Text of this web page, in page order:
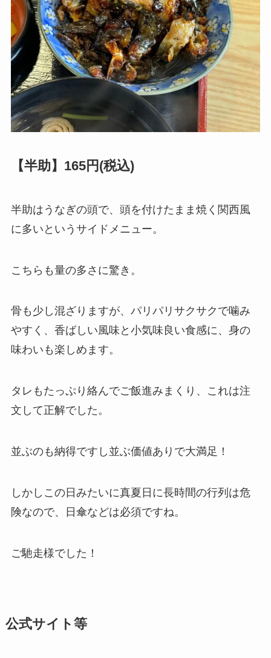
【半助】165円(税込)
半助はうなぎの頭で、頭を付けたまま焼く関西風
に多いというサイドメニュー。
こちらも量の多さに驚き。
骨も少し混ざりますが、パリパリサクサクで噛み
やすく、香ばしい風味と小気味良い食感に、身の
味わいも楽しめます。
タレもたっぷり絡んでご飯進みまくり、これは注
文して正解でした。
並ぶのも納得ですし並ぶ価値ありで大満足！
しかしこの日みたいに真夏日に長時間の行列は危
険なので、日傘などは必須ですね。
ご馳走様でした！
公式サイト等